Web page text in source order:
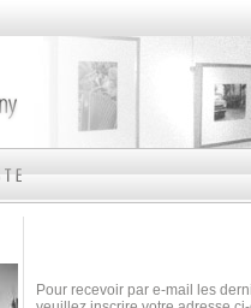
Pour recevoir par e-mail les